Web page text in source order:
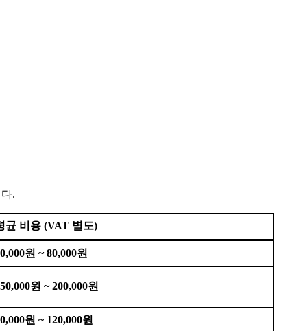
.
균 비용 (VAT 별도)
원 ~ 80,000원
원 ~ 200,000원
원 ~ 120,000원